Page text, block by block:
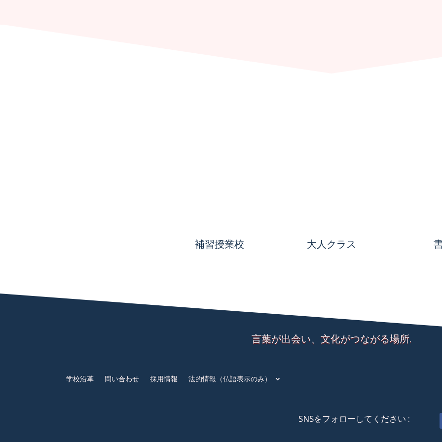
補習授業校 大人クラス
言葉が出会い、文化がつながる場所.
学校沿革 問い合わせ 採用情報 法的情報（仏語表示のみ）
SNSをフォローしてください :